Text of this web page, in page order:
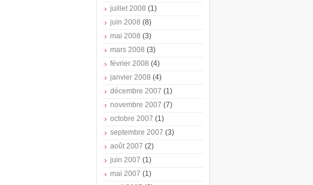
juillet 2008 (1)
juin 2008 (8)
mai 2008 (3)
mars 2008 (3)
février 2008 (4)
janvier 2008 (4)
décembre 2007 (1)
novembre 2007 (7)
octobre 2007 (1)
septembre 2007 (3)
août 2007 (2)
juin 2007 (1)
mai 2007 (1)